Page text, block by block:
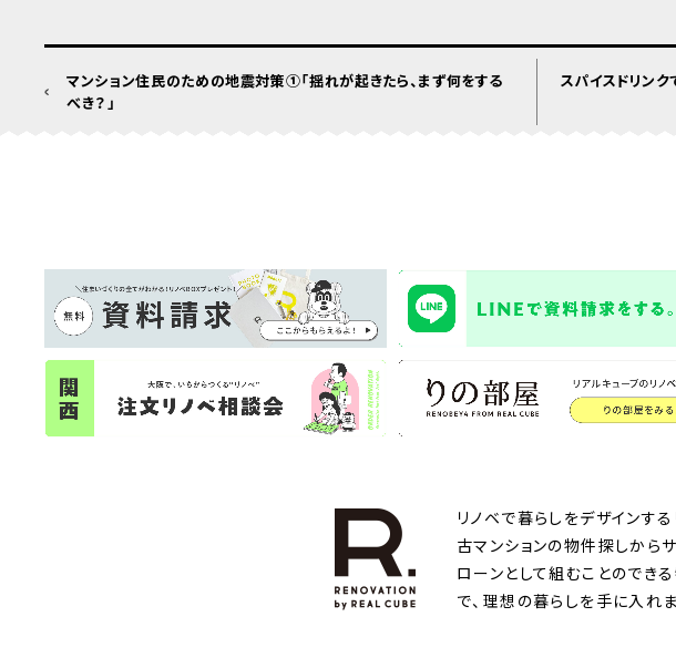
マンション住民のための地震対策①「揺れが起きたら、まず何をする
べき？」
スパイスドリン
リノベで暮らしをデザインす
古マンションの物件探しから
ローンとして組むことのでき
で、理想の暮らしを手に入れま